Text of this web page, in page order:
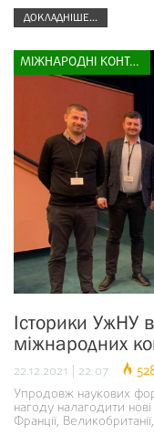
ДОКЛАДНІШЕ...
МІЖНАРОДНІ КОНТАКТИ
Історики УжНУ
міжнародних
22.12.2021 | 22:07
Упродовж наукових
нагоду налагодити
Франції,